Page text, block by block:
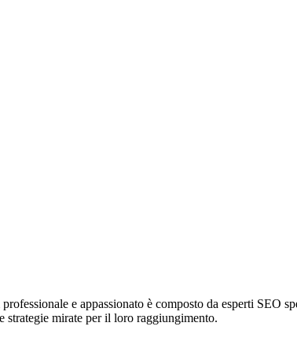
e appassionato è composto da esperti SEO
mirate per il loro raggiungimento.